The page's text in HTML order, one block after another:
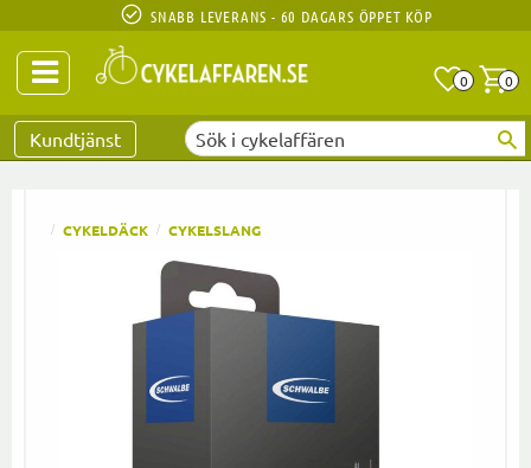
SNABB LEVERANS - 60 DAGARS ÖPPET KÖP
0 0
Kundtjänst
CYKELDÄCK CYKELSLANG